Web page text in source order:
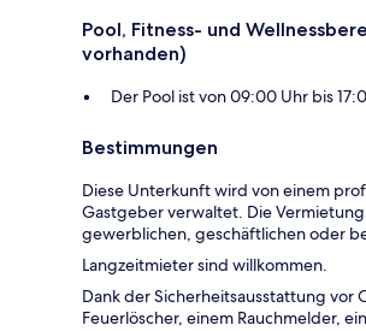
Pool, Fitness- und
vorhanden)
Der Pool ist von 09:00 Uhr bis
Bestimmungen
Diese Unterkunft wird von einem
Gastgeber verwaltet. Die
gewerblichen, geschäftlichen oder
Langzeitmieter sind willkommen.
Dank der Sicherheitsausstattung vor
Feuerlöscher, einem Rauchmelder,